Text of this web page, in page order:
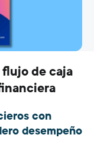
de caja
con
desempeño